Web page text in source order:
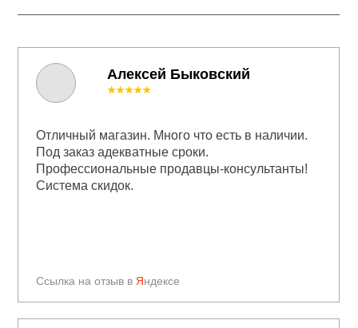
Алексей Быковский
Ссылка на отзыв в Яндексе
★★★★★
Отличный магазин. Много что есть в наличии.
Под заказ адекватные сроки.
Профессиональные продавцы-консультанты!
Система скидок.